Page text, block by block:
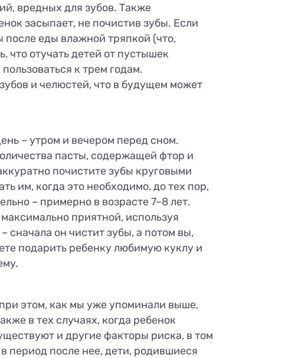
вредных для зубов. Также
засыпает, не почистив зубы. Если
после еды влажной тряпкой (что,
что отучать детей от пустышек
к трем годам.
и челюстей, что в будущем может
– утром и вечером перед сном.
пасты, содержащей фтор и
почистите зубы круговыми
им, когда это необходимо, до тех пор,
– примерно в возрасте 7–8 лет.
приятной, используя
сначала он чистит зубы, а потом вы,
подарить ребенку любимую куклу и
этом, как мы уже упоминали выше,
в тех случаях, когда ребенок
и другие факторы риска, в том
период после нее, дети, родившиеся